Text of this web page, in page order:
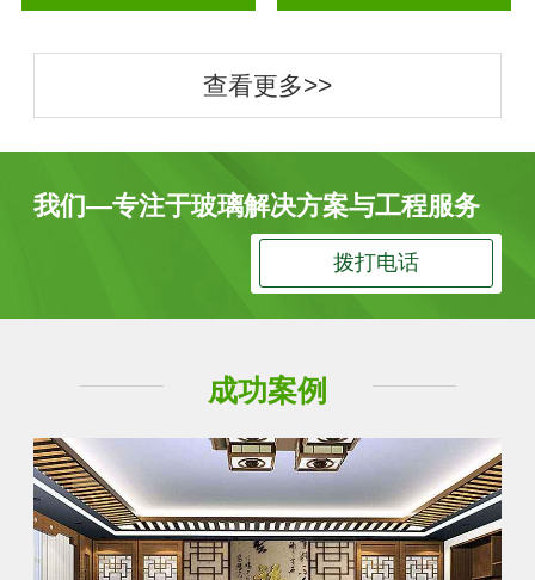
查看更多>>
我们—专注于玻璃解决方案与工程服务
拨打电话
成功案例